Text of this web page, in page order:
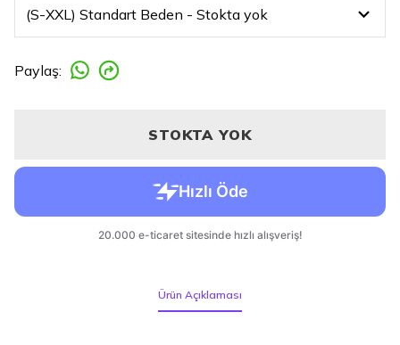
Paylaş:
STOKTA YOK
Ürün Açıklaması